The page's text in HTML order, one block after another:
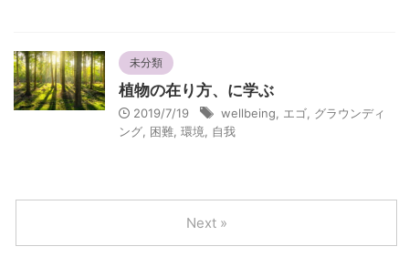
未分類
植物の在り方、に学ぶ
2019/7/19 wellbeing エゴ グラウンディ
ング 困難 環境 自我
Next »